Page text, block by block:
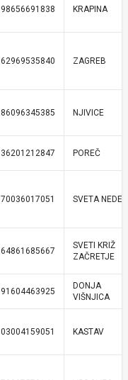
98656691838 KRAPINA
62969535840 ZAGREB
86096345385 NJIVICE
36201212847 POREČ
70036017051 SVETA
64861685667
SVETI KRIŽ
ZAČRETJE
91604463925
DONJA
VIŠNJICA
03004159051 KASTAV